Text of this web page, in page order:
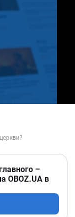
–
OBOZ.UA в